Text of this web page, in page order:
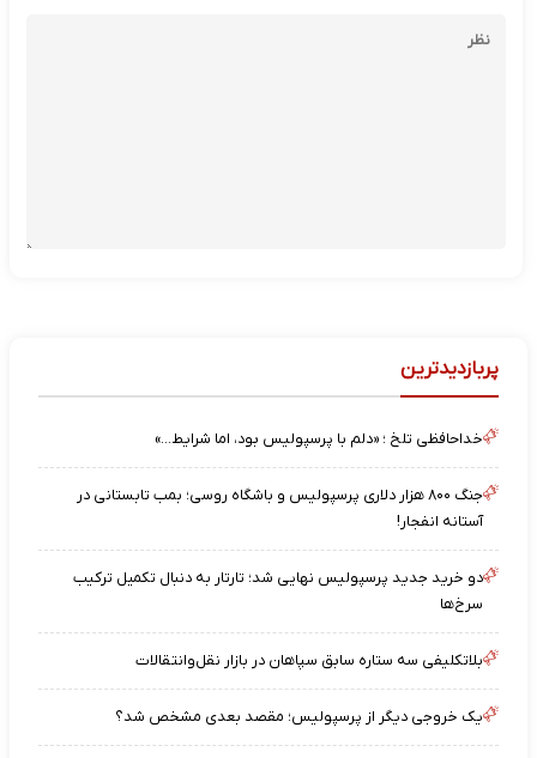
پربازدیدترین
خداحافظی تلخ ؛ «دلم با پرسپولیس بود، اما شرایط…»
جنگ ۸۰۰ هزار دلاری پرسپولیس و باشگاه روسی؛ بمب تابستانی در
آستانه انفجار!
دو خرید جدید پرسپولیس نهایی شد؛ تارتار به دنبال تکمیل ترکیب
سرخ‌ها
بلاتکلیفی سه ستاره سابق سپاهان در بازار نقل‌وانتقالات
یک خروجی دیگر از پرسپولیس؛ مقصد بعدی مشخص شد؟